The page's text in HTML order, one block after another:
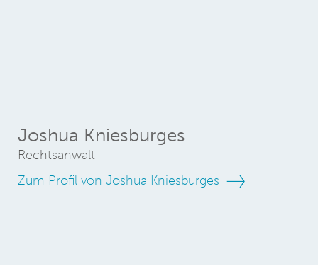
Joshua Kniesburges
Rechtsanwalt
Zum Profil von Joshua Kniesburges